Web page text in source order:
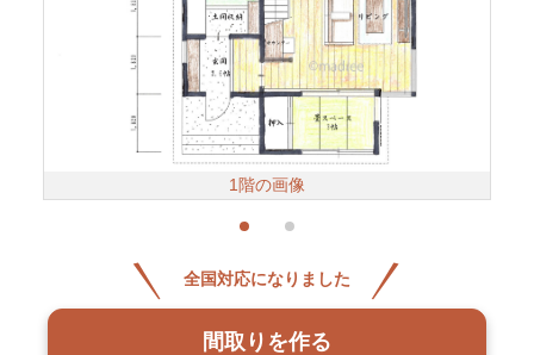
1階の画像
全国対応になりました
間取りを作る